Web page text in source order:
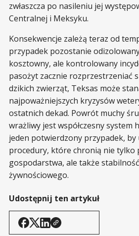
zwłaszcza po nasileniu jej
Centralnej i Meksyku.
Konsekwencje zależą teraz od
przypadek pozostanie
kosztowny, ale kontrolowany
pasożyt zacznie rozprzestrzeniać
dzikich zwierząt, Teksas może
najpoważniejszych kryzysów
ostatnich dekad. Powrót muchy
wrażliwy jest współczesny system
jeden potwierdzony przypadek, by
procedury, które chronią nie tylko
gospodarstwa, ale także stabilność
żywnościowego.
Udostępnij ten artykuł